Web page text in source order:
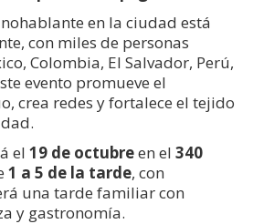
en la ciudad está
con miles de personas
Colombia, El Salvador, Perú,
evento promueve el
crea redes y fortalece el tejido
el 19 de octubreen el 340
1 a 5 de la tarde, con
una tarde familiar con
y gastronomía.